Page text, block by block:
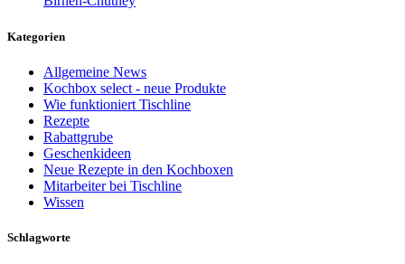
Kategorien
Allgemeine News
Kochbox select - neue Produkte
Wie funktioniert Tischline
Rezepte
Rabattgrube
Geschenkideen
Neue Rezepte in den Kochboxen
Mitarbeiter bei Tischline
Wissen
Schlagworte